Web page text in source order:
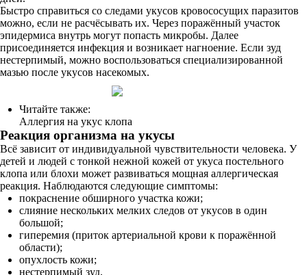
Быстро справиться со следами укусов кровососущих паразитов
можно, если не расчёсывать их. Через поражённый участок
эпидермиса внутрь могут попасть микробы. Далее
присоединяется инфекция и возникает нагноение. Если зуд
нестерпимый, можно воспользоваться специализированной
мазью после укусов насекомых.
Читайте также:
Аллергия на укус клопа
Реакция организма на укусы
Всё зависит от индивидуальной чувствительности человека. У
детей и людей с тонкой нежной кожей от укуса постельного
клопа или блохи может развиваться мощная аллергическая
реакция. Наблюдаются следующие симптомы:
покраснение обширного участка кожи;
слияние нескольких мелких следов от укусов в один
большой;
гиперемия (приток артериальной крови к поражённой
области);
опухлость кожи;
нестерпимый зуд.